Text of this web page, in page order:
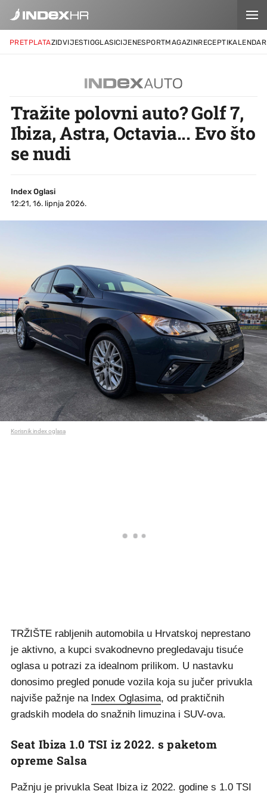
PRETPLATAZIDVIJESTIOGLASICIJENESPORTMAGAZINRECEPTIKALENDAR
Tražite polovni auto? Golf 7,
Ibiza, Astra, Octavia... Evo što
se nudi
Index Oglasi
12:21, 16. lipnja 2026.
Korisnik index oglasa
TRŽIŠTE rabljenih automobila u Hrvatskoj neprestano
je aktivno, a kupci svakodnevno pregledavaju tisuće
oglasa u potrazi za idealnom prilikom. U nastavku
donosimo pregled ponude vozila koja su jučer privukla
najviše pažnje na Index Oglasima, od praktičnih
gradskih modela do snažnih limuzina i SUV-ova.
Seat Ibiza 1.0 TSI iz 2022. s paketom
opreme Salsa
Pažnju je privukla Seat Ibiza iz 2022. godine s 1.0 TSI